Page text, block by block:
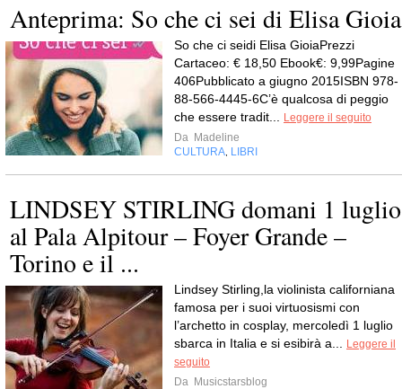
Anteprima: So che ci sei di Elisa Gioia
So che ci seidi Elisa GioiaPrezzi
Cartaceo: € 18,50 Ebook€: 9,99Pagine
406Pubblicato a giugno 2015ISBN 978-
88-566-4445-6C’è qualcosa di peggio
che essere tradit...
Leggere il seguito
Da Madeline
CULTURA LIBRI
LINDSEY STIRLING domani 1 luglio
al Pala Alpitour – Foyer Grande –
Torino e il ...
Lindsey Stirling,la violinista californiana
famosa per i suoi virtuosismi con
l’archetto in cosplay, mercoledì 1 luglio
sbarca in Italia e si esibirà a...
Leggere il
seguito
Da Musicstarsblog